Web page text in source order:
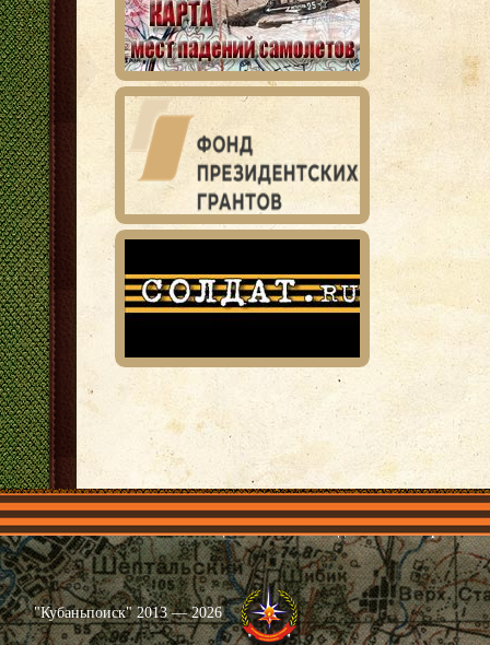
Главная Имена Общественные объединения Проекты
"Кубаньпоиск" 2013 — 2026